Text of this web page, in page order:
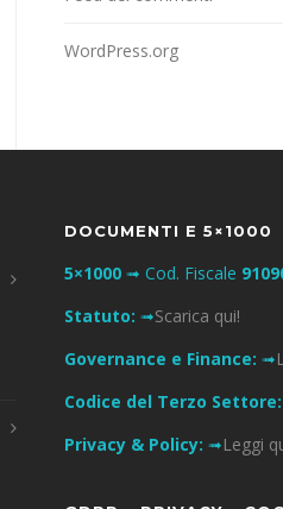
WordPress.org
DOCUMENTI E 5×1000
5×1000 ➟ Cod. Fiscale
Statuto: ➟Scarica qui!
Governance e Finance: ➟
Codice del Terzo Settore:
Privacy & Policy: ➟Leggi